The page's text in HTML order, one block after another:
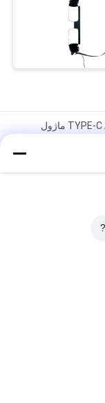
صفحه نمایش TYPE-C AR 1920 * 1080 OLED Birdbath ماژول